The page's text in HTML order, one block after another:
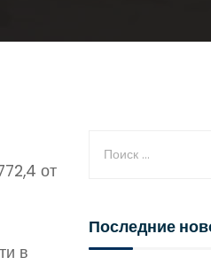
от
в
Последние